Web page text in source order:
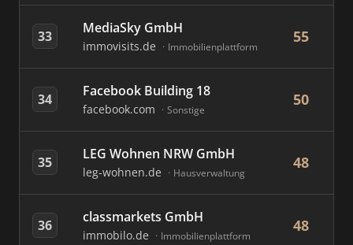
33 MediaSky GmbH
immovisits.de Immobilienplattform
55
34 Facebook Building 18
facebook.com Sonstige
50
35 LEG Wohnen NRW GmbH
leg-wohnen.de Hausverwaltung
48
36 classmarkets GmbH
immobilo.de Immobilienplattform
48